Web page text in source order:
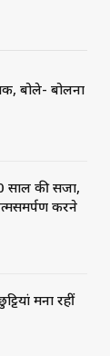
बोले- बोलना
की सजा,
करने
मना रहीं